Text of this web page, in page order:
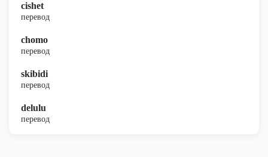
cishet
перевод
chomo
перевод
skibidi
перевод
delulu
перевод